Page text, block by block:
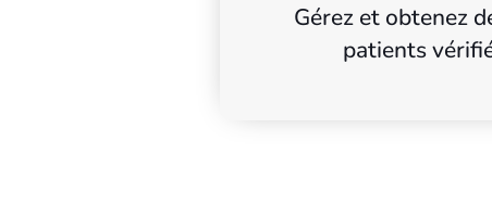
Gérez et obtenez
patients